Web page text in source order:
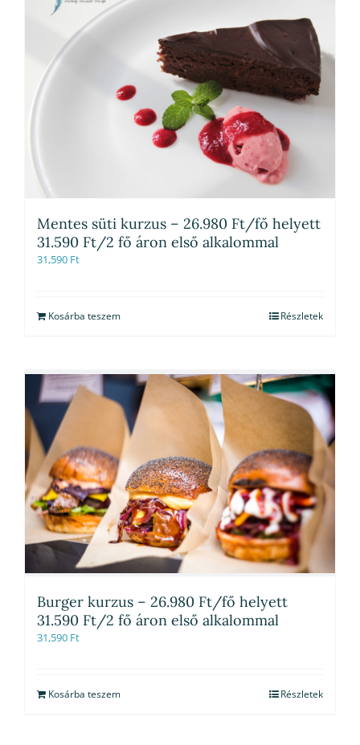
Mentes süti kurzus – 26.980 Ft/fő helyett
31.590 Ft/2 fő áron első alkalommal
31,590 Ft
Kosárba teszem Részletek
Burger kurzus – 26.980 Ft/fő helyett
31.590 Ft/2 fő áron első alkalommal
31,590 Ft
Kosárba teszem Részletek